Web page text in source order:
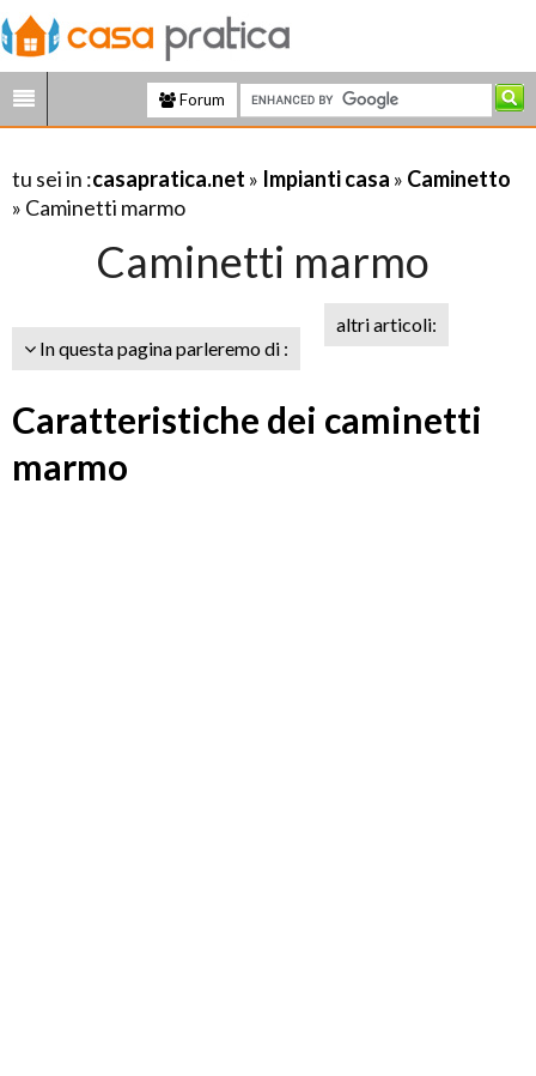
Forum
tu sei in :casapratica.net » Impianti casa » Caminetto
» Caminetti marmo
Caminetti marmo
In questa pagina parleremo di :
altri articoli:
Caratteristiche dei caminetti
marmo